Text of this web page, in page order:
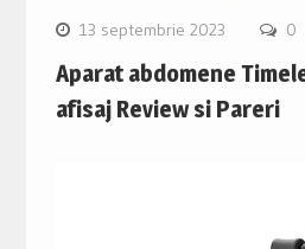
13 septembrie 2023 0
Aparat abdomene
afisaj Review si Pareri